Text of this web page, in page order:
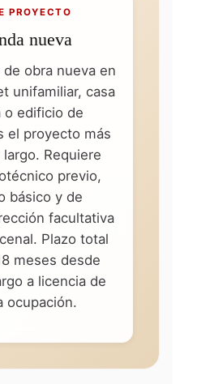
PROYECTO
nueva
obra nueva en
unifamiliar, casa
o edificio de
el proyecto más
Requiere
previo,
básico y de
facultativa
Plazo total
meses desde
a licencia de
ocupación.